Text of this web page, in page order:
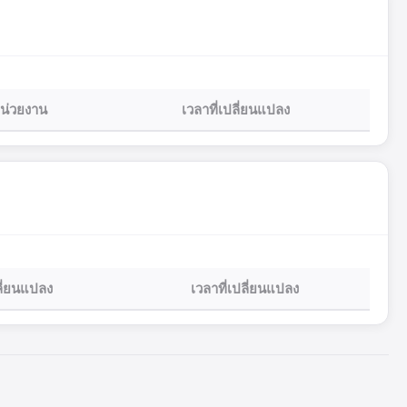
วยงาน เวลาที่เปลี่ยนแปลง
ยนแปลง เวลาที่เปลี่ยนแปลง